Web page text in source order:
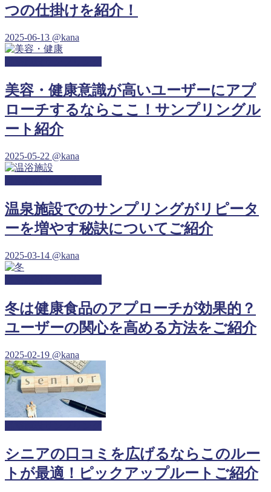
つの仕掛けを紹介！
2025-06-13 @kana
美容・健康意識が高いユーザーにアプ
ローチするならここ！サンプリングル
ート紹介
2025-05-22 @kana
温泉施設でのサンプリングがリピータ
ーを増やす秘訣についてご紹介
2025-03-14 @kana
冬は健康食品のアプローチが効果的？
ユーザーの関心を高める方法をご紹介
2025-02-19 @kana
シニアの口コミを広げるならこのルー
トが最適！ピックアップルートご紹介